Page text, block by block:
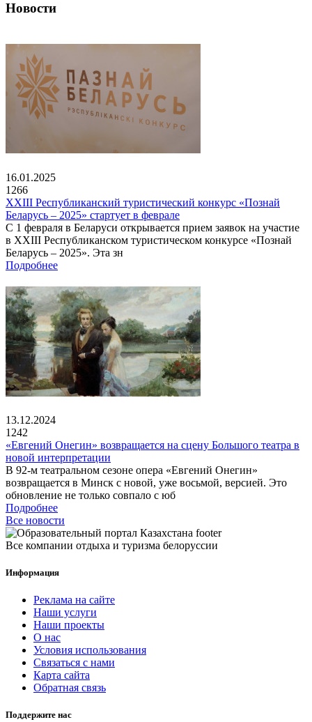
Новости
16.01.2025
1266
XXIII Республиканский туристический конкурс «Познай
Беларусь – 2025» стартует в феврале
С 1 февраля в Беларуси открывается прием заявок на участие
в XXIII Республиканском туристическом конкурсе «Познай
Беларусь – 2025». Эта зн
Подробнее
13.12.2024
1242
«Евгений Онегин» возвращается на сцену Большого театра в
новой интерпретации
В 92-м театральном сезоне опера «Евгений Онегин»
возвращается в Минск с новой, уже восьмой, версией. Это
обновление не только совпало с юб
Подробнее
Все новости
Все компании отдыха и туризма белоруссии
Информация
Реклама на сайте
Наши услуги
Наши проекты
О нас
Условия использования
Связаться с нами
Карта сайта
Обратная связь
Поддержите нас